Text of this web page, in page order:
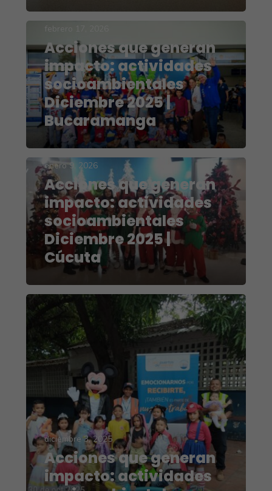
febrero 17, 2026
Acciones que generan
impacto: actividades
socioambientales
Diciembre 2025 |
Bucaramanga
enero 9, 2026
Acciones que generan
impacto: actividades
socioambientales
Diciembre 2025 |
Cúcuta
diciembre 3, 2025
Acciones que generan
impacto: actividades